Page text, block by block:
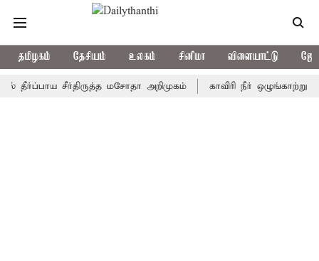
தமிழகம் தேசியம் உலகம் சினிமா விளையாட்டு
சீர்திருத்த மசோதா அறிமுகம் காவிரி நீர் ஒழுங்காற்று குழு